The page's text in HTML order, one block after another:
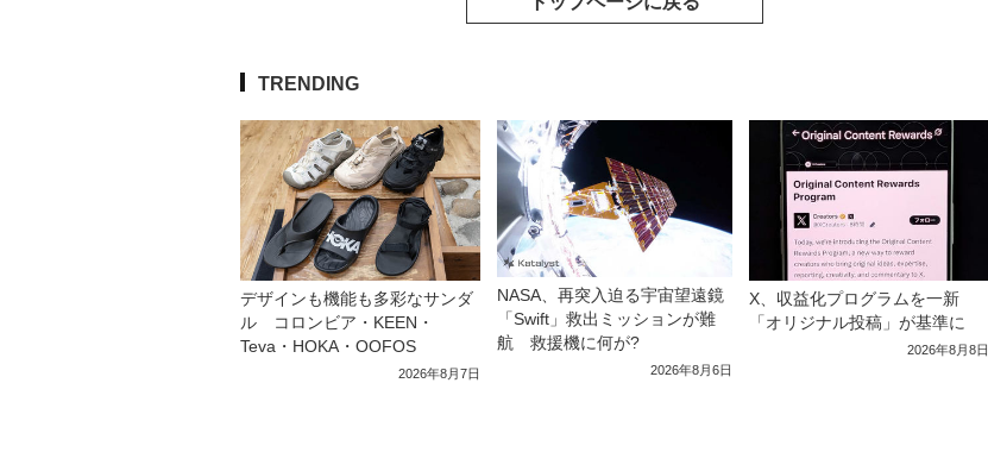
TRENDING
デザインも機能も多彩なサンダ
ル コロンビア・KEEN・
Teva・HOKA・OOFOS
2026年8月7日
NASA、再突入迫る宇宙望遠鏡
「Swift」救出ミッションが難
航 救援機に何が?
2026年8月6日
X、収益化プログラムを一新
「オリジナル投稿」が基準に
2026年8月8日